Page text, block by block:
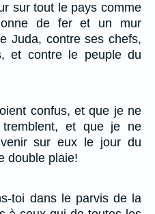
sur tout le pays comme
de fer et un mur
Juda, contre ses chefs,
et contre le peuple du
confus, et que je ne
et que je ne
sur eux le jour du
double plaie!
toi dans le parvis de la